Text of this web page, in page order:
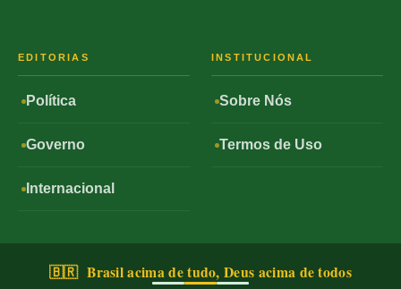
EDITORIAS
Política
Governo
Internacional
INSTITUCIONAL
Sobre Nós
Termos de Uso
🇧🇷 Brasil acima de tudo, Deus acima de todos